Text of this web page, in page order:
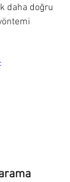
daha doğru